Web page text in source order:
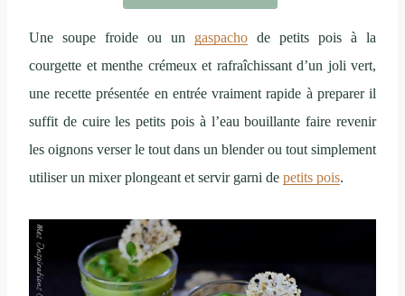
Une soupe froide ou un gaspacho de petits pois à la
courgette et menthe crémeux et rafraîchissant d’un joli vert,
une recette présentée en entrée vraiment rapide à preparer il
suffit de cuire les petits pois à l’eau bouillante faire revenir
les oignons verser le tout dans un blender ou tout simplement
utiliser un mixer plongeant et servir garni de petits pois.